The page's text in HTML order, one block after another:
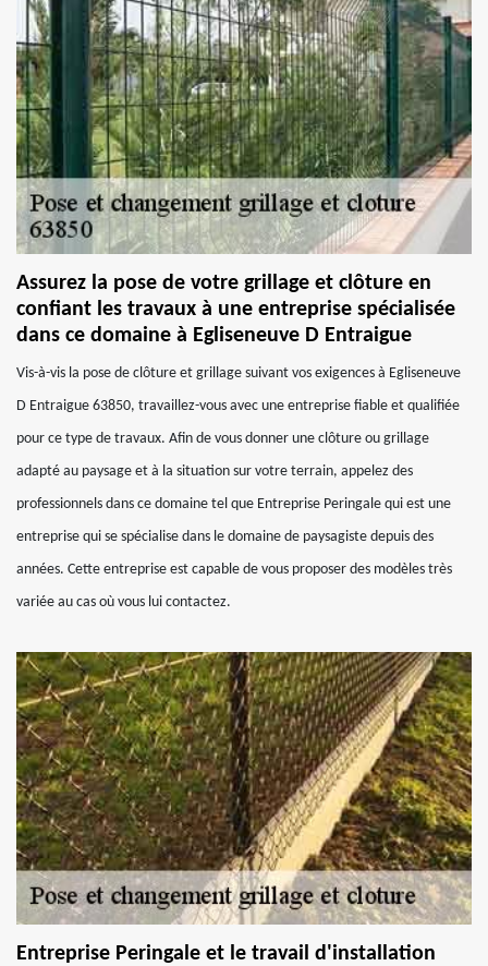
Assurez la pose de votre grillage et clôture en
confiant les travaux à une entreprise spécialisée
dans ce domaine à Egliseneuve D Entraigue
Vis-à-vis la pose de clôture et grillage suivant vos exigences à Egliseneuve
D Entraigue 63850, travaillez-vous avec une entreprise fiable et qualifiée
pour ce type de travaux. Afin de vous donner une clôture ou grillage
adapté au paysage et à la situation sur votre terrain, appelez des
professionnels dans ce domaine tel que Entreprise Peringale qui est une
entreprise qui se spécialise dans le domaine de paysagiste depuis des
années. Cette entreprise est capable de vous proposer des modèles très
variée au cas où vous lui contactez.
Entreprise Peringale et le travail d'installation